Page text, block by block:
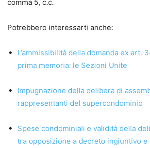
comma 5, c.c.
Potrebbero interessarti anche:
L’ammissibilità della domanda ex art.
prima memoria: le Sezioni Unite
Impugnazione della delibera di
rappresentanti del supercondominio
Spese condominiali e validità della
tra opposizione a decreto ingiuntivo e